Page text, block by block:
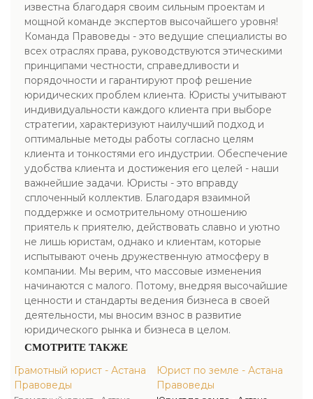
известна благодаря своим сильным проектам и
мощной команде экспертов высочайшего уровня!
Команда Правоведы - это ведущие специалисты во
всех отраслях права, руководствуются этическими
принципами честности, справедливости и
порядочности и гарантируют проф решение
юридических проблем клиента. Юристы учитывают
индивидуальности каждого клиента при выборе
стратегии, характеризуют наилучший подход и
оптимальные методы работы согласно целям
клиента и тонкостями его индустрии. Обеспечение
удобства клиента и достижения его целей - наши
важнейшие задачи. Юристы - это вправду
сплоченный коллектив. Благодаря взаимной
поддержке и осмотрительному отношению
приятель к приятелю, действовать славно и уютно
не лишь юристам, однако и клиентам, которые
испытывают очень дружественную атмосферу в
компании. Мы верим, что массовые изменения
начинаются с малого. Потому, внедряя высочайшие
ценности и стандарты ведения бизнеса в своей
деятельности, мы вносим взнос в развитие
юридического рынка и бизнеса в целом.
СМОТРИТЕ ТАКЖЕ
Грамотный юрист - Астана
Правоведы
Юрист по земле - Астана
Правоведы